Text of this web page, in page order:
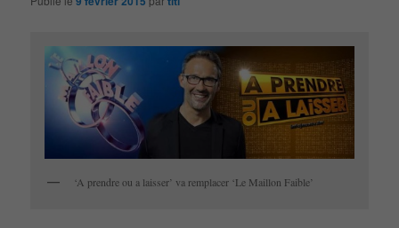
‘A prendre ou a laisser’ va remplacer ‘Le Maillon Faible’